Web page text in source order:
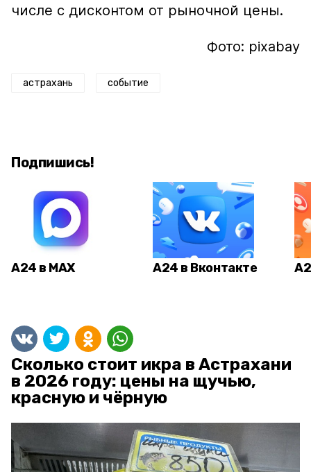
числе с дисконтом от рыночной цены.
Фото: pixabay
астрахань событие
Подпишись!
А24 в MAX А24 в Вконтакте
Сколько стоит икра в Астрахани
в 2026 году: цены на щучью,
красную и чёрную